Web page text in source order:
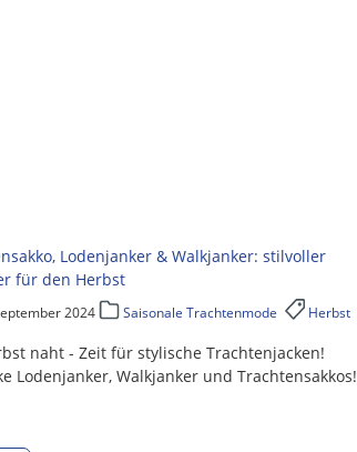
Lodenjanker & Walkjanker: stilvoller
für den Herbst
2024 Saisonale Trachtenmode Herbst
naht - Zeit für stylische Trachtenjacken!
Lodenjanker, Walkjanker und Trachtensakkos!